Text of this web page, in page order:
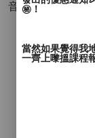
音樂和表演 - 音
㊙️！
當然如果覺得我
一齊上嚟搵課程